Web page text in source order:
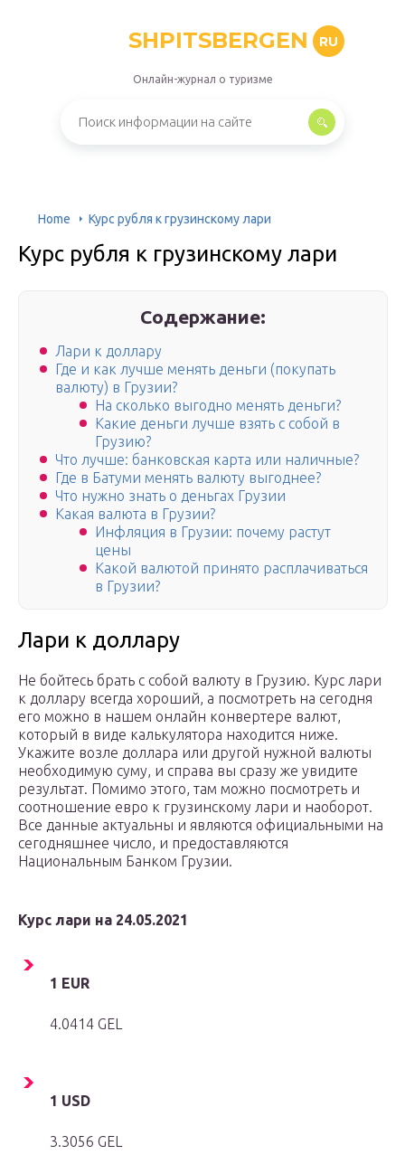
SHPITSBERGEN RU
Онлайн-журнал о туризме
Home Курс рубля к грузинскому лари
Курс рубля к грузинскому лари
Содержание:
Лари к доллару
Где и как лучше менять деньги (покупать
валюту) в Грузии?
На сколько выгодно менять деньги?
Какие деньги лучше взять с собой в
Грузию?
Что лучше: банковская карта или наличные?
Где в Батуми менять валюту выгоднее?
Что нужно знать о деньгах Грузии
Какая валюта в Грузии?
Инфляция в Грузии: почему растут
цены
Какой валютой принято расплачиваться
в Грузии?
Лари к доллару
Не бойтесь брать с собой валюту в Грузию. Курс лари
к доллару всегда хороший, а посмотреть на сегодня
его можно в нашем онлайн конвертере валют,
который в виде калькулятора находится ниже.
Укажите возле доллара или другой нужной валюты
необходимую суму, и справа вы сразу же увидите
результат. Помимо этого, там можно посмотреть и
соотношение евро к грузинскому лари и наоборот.
Все данные актуальны и являются официальными на
сегодняшнее число, и предоставляются
Национальным Банком Грузии.
Курс лари на 24.05.2021
1 EUR
4.0414 GEL
1 USD
3.3056 GEL